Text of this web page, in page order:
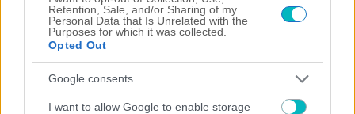
Retention, Sale, and/or Sharing of my
Personal Data that Is Unrelated with the
Purposes for which it was collected.
Opted Out
Google consents
I want to allow Google to enable storage